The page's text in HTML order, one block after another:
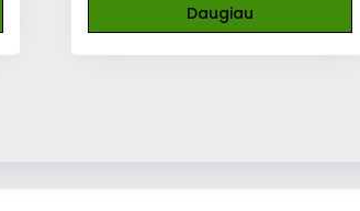
Daugiau